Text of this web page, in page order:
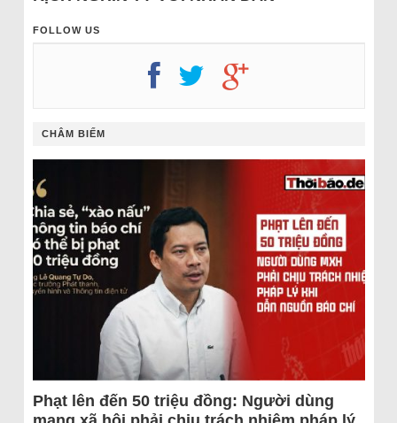
FOLLOW US
CHÂM BIẾM
Phạt lên đến 50 triệu đồng: Người dùng